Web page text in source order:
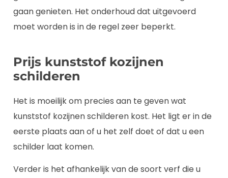
gaan genieten. Het onderhoud dat uitgevoerd
moet worden is in de regel zeer beperkt.
Prijs kunststof kozijnen
schilderen
Het is moeilijk om precies aan te geven wat
kunststof kozijnen schilderen kost. Het ligt er in de
eerste plaats aan of u het zelf doet of dat u een
schilder laat komen.
Verder is het afhankelijk van de soort verf die u